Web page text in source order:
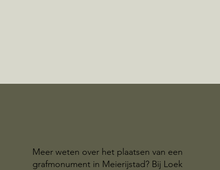
Meer weten over het plaatsen van een
grafmonument in Meierijstad? Bij Loek